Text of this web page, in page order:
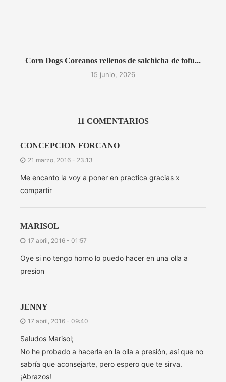
Corn Dogs Coreanos rellenos de salchicha de tofu...
15 junio, 2026
11 COMENTARIOS
CONCEPCION FORCANO
21 marzo, 2016 - 23:13
Me encanto la voy a poner en practica gracias x
compartir
MARISOL
17 abril, 2016 - 01:57
Oye si no tengo horno lo puedo hacer en una olla a
presion
JENNY
17 abril, 2016 - 09:40
Saludos Marisol;
No he probado a hacerla en la olla a presión, así que no
sabría que aconsejarte, pero espero que te sirva.
¡Abrazos!